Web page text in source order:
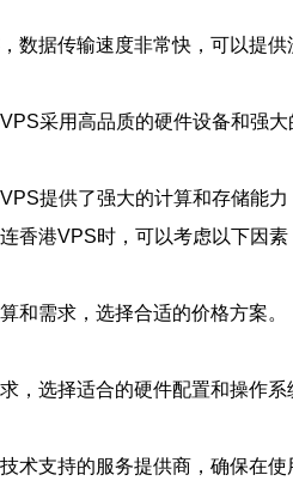
数据传输速度非常快，可以提
采用高品质的硬件设备和强
提供了强大的计算和存储能
香港VPS时，可以考虑以下因素
和需求，选择合适的价格方案。
，选择适合的硬件配置和操作系
术支持的服务提供商，确保在使